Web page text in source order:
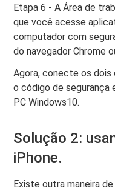
Etapa 6 - A Área de
que você acesse
computador com
do navegador Chrome
Agora, conecte os
o código de segurança
PC Windows10.
Solução 2:
iPhone.
Existe outra maneira